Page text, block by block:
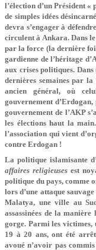
l’élection d’un Président
de simples idées
devra s’engager à
circulent à Ankara. Dans
par la force (la dernière
gardienne de l’héritage
aux crises politiques. Dans
dernières semaines par
ancien général, où
gouvernement
gouvernement de l’AKP
les élections haut la
l’association qui vient
contre Erdogan !
La politique islamisante
affaires religieuses est
politique du pays, comme
lors d’une attaque
Malatya, une ville au
assassinées de la
gorge. Parmi les victimes,
19 à 20 ans, ont été
avoué n’avoir pas